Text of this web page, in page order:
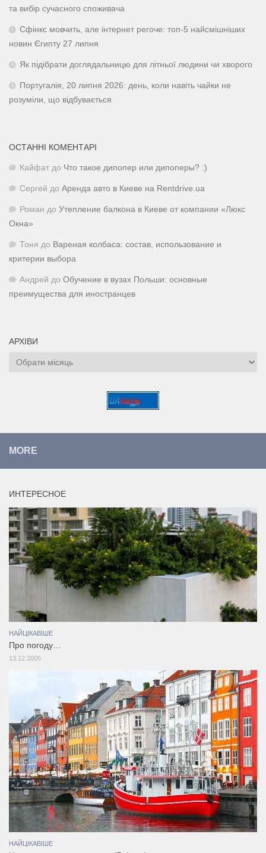
та вибір сучасного споживача
Сфінкс мовчить, але інтернет регоче: топ-5 найсмішніших
новин Єгипту 27 липня
Як підібрати доглядальницю для літньої людини чи хворого
Португалія, 20 липня 2026: день, коли навіть чайки не
розуміли, що відбувається
ОСТАННІ КОМЕНТАРІ
Кайфат до Что такое дипопер или дипоперы? :)
Сергей до Аренда авто в Киеве на Rentdrive.ua
Роман до Утепление балкона в Киеве от компании «Люкс
Окна»
Тоня до Вареная колбаса: состав, использование и
критерии выбора
Андрей до Обучение в вузах Польши: основные
преимущества для иностранцев
АРХІВИ
Архіви
MORE
ИНТЕРЕСНОЕ
НАЙЦІКАВІШЕ
Про погоду…
13.12.2005
НАЙЦІКАВІШЕ